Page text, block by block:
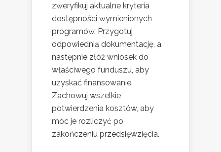
zweryfikuj aktualne kryteria
dostępności wymienionych
programów. Przygotuj
odpowiednią dokumentację, a
następnie złóż wniosek do
właściwego funduszu, aby
uzyskać finansowanie.
Zachowuj wszelkie
potwierdzenia kosztów, aby
móc je rozliczyć po
zakończeniu przedsięwzięcia.